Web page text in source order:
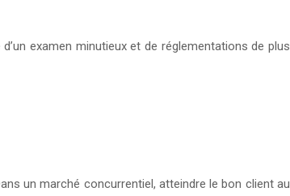
examen minutieux et de réglementations de plus
un marché concurrentiel, atteindre le bon client au